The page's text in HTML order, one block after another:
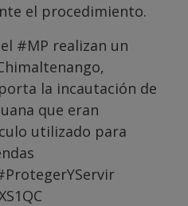
el procedimiento.
#MP realizan un
la incautación de
que eran
utilizado para